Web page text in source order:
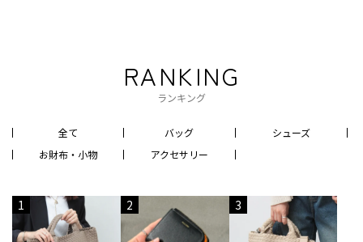
RANKING
ランキング
全て バッグ
シューズ
お財布・小物
アクセサリー
1 2 3